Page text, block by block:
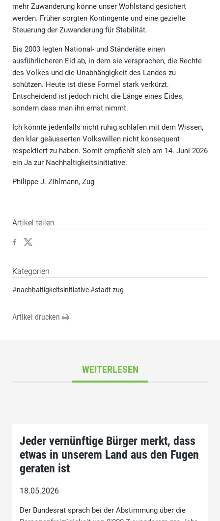
mehr Zuwanderung könne unser Wohlstand gesichert
werden. Früher sorgten Kontingente und eine gezielte
Steuerung der Zuwanderung für Stabilität.
Bis 2003 legten National- und Ständeräte einen
ausführlicheren Eid ab, in dem sie versprachen, die Rechte
des Volkes und die Unabhängigkeit des Landes zu
schützen. Heute ist diese Formel stark verkürzt.
Entscheidend ist jedoch nicht die Länge eines Eides,
sondern dass man ihn ernst nimmt.
Ich könnte jedenfalls nicht ruhig schlafen mit dem Wissen,
den klar geäusserten Volkswillen nicht konsequent
respektiert zu haben. Somit empfiehlt sich am 14. Juni 2026
ein Ja zur Nachhaltigkeitsinitiative.
Philippe J. Zihlmann, Zug
Artikel teilen
Kategorien
#nachhaltigkeitsinitiative#stadt zug
Artikel drucken
WEITERLESEN
Jeder vernünftige Bürger merkt, dass
etwas in unserem Land aus den Fugen
geraten ist
18.05.2026
Der Bundesrat sprach bei der Abstimmung über die